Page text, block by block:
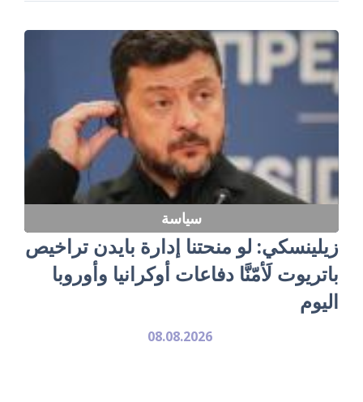
سياسة
زيلينسكي: لو منحتنا إدارة بايدن تراخيص
باتريوت لَأمّنَّا دفاعات أوكرانيا وأوروبا
اليوم
08.08.2026